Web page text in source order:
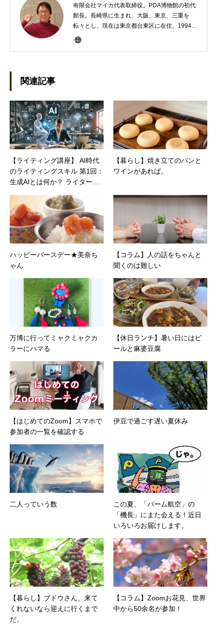
有限会社マイカ代表取締役。PDA博物館の初代
館長。長崎県に生まれ、大阪、東京、三重を
転々とし、現在は東京都台東区に在住。1994年
にHP100LXと出会ったのをきかっけに、フリ
制作。プライベートでは、井上円了哲学塾の第
一期修了生として「哲学カフェ＠神保町」の世
話人、2020年以降は「なごテツ」のオンライン
カフェの世話人を務める。趣味は考えること。
関連記事
【ライティング講座】 AI時代
のライティングスキル 第1回：
生成AIとは何か？ ライターが
【暮らし】焼き立てのパンと
ワインがあれば。
ハッピーバースデー★美奈ち
ゃん
【コラム】人の話をちゃんと
聞くのは難しい
万博に行ってミャクミャクカ
ラーにハマる
【休日ランチ】暑い日にはビ
ールと麻婆豆腐
【はじめてのZoom】スマホで
参加者の一覧を確認する
伊豆で過ごす遅い夏休み
二人っていう数
この夏、「パーム航空」の
「機長」にまた会える！近日
いろいろお届けします。
【暮らし】ブドウさん、来て
くれないなら迎えに行くまで
だ。
【コラム】Zoomお花見、世界
中から50余名が参加！